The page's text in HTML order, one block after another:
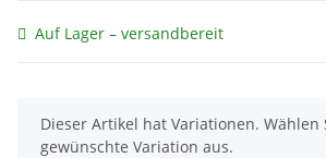
Auf Lager – versandbereit
x
Dieser Artikel hat Variationen. Wählen
gewünschte Variation aus.